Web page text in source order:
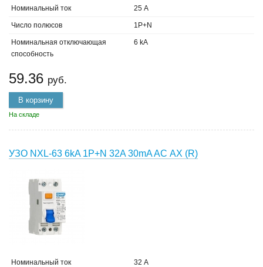
Номинальный ток 25 А
Число полюсов 1P+N
Номинальная отключающая
способность
6 kA
59.36 руб.
В корзину
На складе
УЗО NXL-63 6kA 1P+N 32A 30mA AC АХ (R)
Номинальный ток 32 А